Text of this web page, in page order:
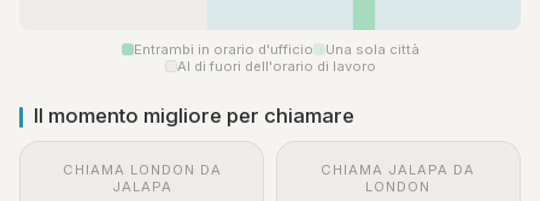
Entrambi in orario d'ufficio
Una sola città
Al di fuori dell'orario di lavoro
Il momento migliore per chiamare
CHIAMA LONDON DA
JALAPA
CHIAMA JALAPA DA
LONDON